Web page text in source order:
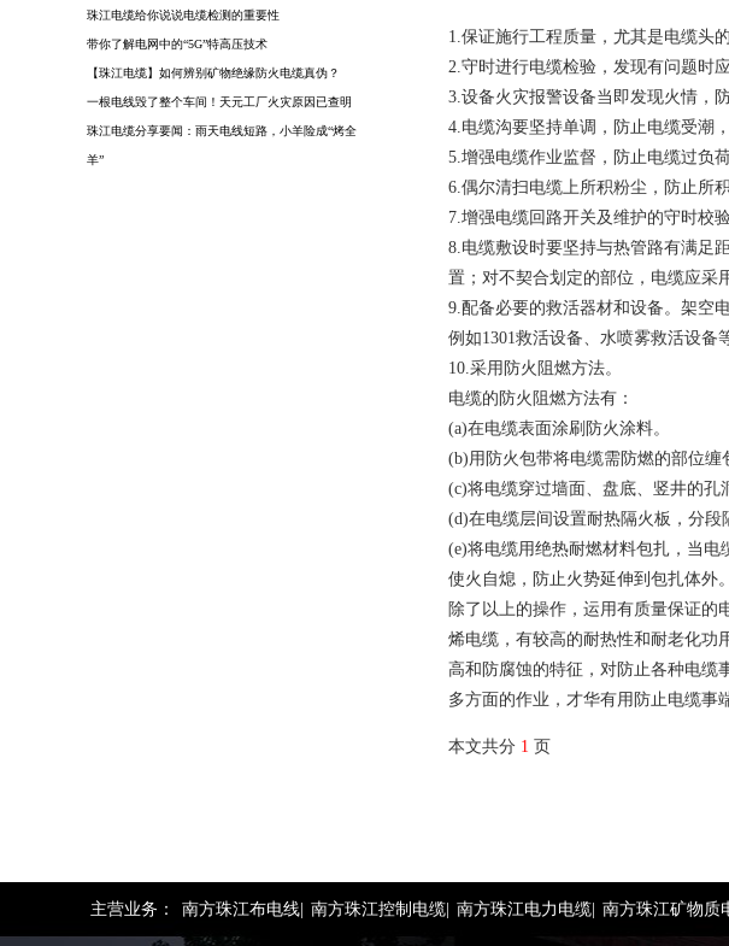
珠江电缆给你说说电缆检测的重要性
带你了解电网中的“5G”特高压技术
【珠江电缆】如何辨别矿物绝缘防火电缆真伪？
一根电线毁了整个车间！天元工厂火灾原因已查明
珠江电缆分享要闻：雨天电线短路，小羊险成“烤全
羊”
1.保证施行工程质量，尤其是电缆头
2.守时进行电缆检验，发现有问题时
3.设备火灾报警设备当即发现火情，
4.电缆沟要坚持单调，防止电缆受潮
5.增强电缆作业监督，防止电缆过负
6.偶尔清扫电缆上所积粉尘，防止所
7.增强电缆回路开关及维护的守时校
8.电缆敷设时要坚持与热管路有满足
置；对不契合划定的部位，电缆应采
9.配备必要的救活器材和设备。架空
例如1301救活设备、水喷雾救活设备
10.采用防火阻燃方法。
电缆的防火阻燃方法有：
(a)在电缆表面涂刷防火涂料。
(b)用防火包带将电缆需防燃的部位缠
(c)将电缆穿过墙面、盘底、竖井的孔
(d)在电缆层间设置耐热隔火板，分段
(e)将电缆用绝热耐燃材料包扎，当
使火自熄，防止火势延伸到包扎体外。
除了以上的操作，运用有质量保证的
烯电缆，有较高的耐热性和耐老化功
高和防腐蚀的特征，对防止各种电缆
多方面的作业，才华有用防止电缆事
本文共分 1 页
主营业务： 南方珠江布电线| 南方珠江控制电缆| 南方珠江电力电缆| 南方珠江矿物质